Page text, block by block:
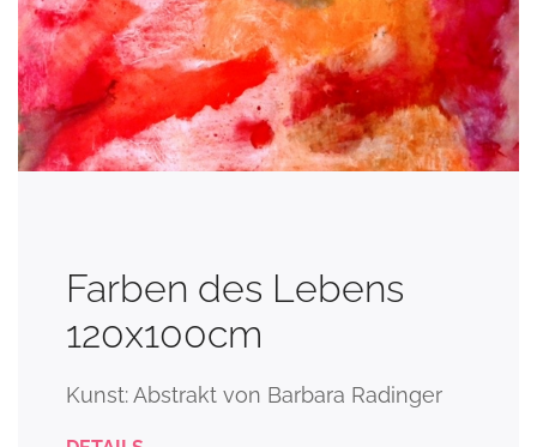
Farben des Lebens
120x100cm
Kunst: Abstrakt von Barbara Radinger